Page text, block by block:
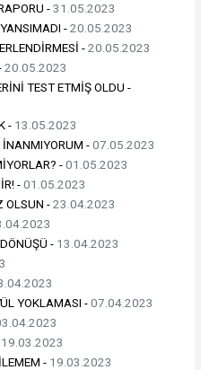
-31.05.2023
-20.05.2023
-20.05.2023
20.05.2023
TEST ETMİŞ OLDU -
- 13.05.2023
-07.05.2023
-01.05.2023
-01.05.2023
OLSUN -23.04.2023
- 13.04.2023
YOKLAMASI -07.04.2023
19.03.2023
- 19.03.2023